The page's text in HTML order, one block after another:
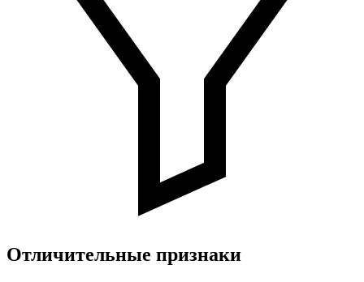
Отличительные признаки